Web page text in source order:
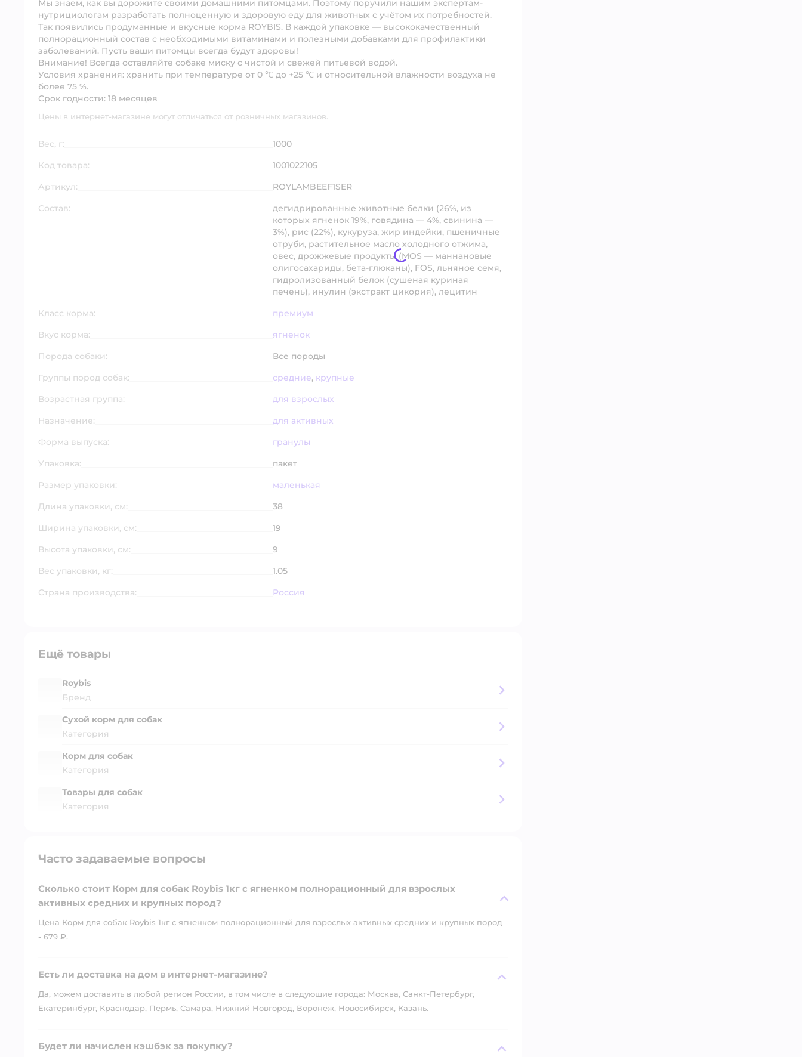
Мы знаем, как вы дорожите своими домашними питомцами. Поэтому поручили нашим экспертам-
нутрициологам разработать полноценную и здоровую еду для животных с учётом их потребностей.
Так появились продуманные и вкусные корма ROYBIS. В каждой упаковке — высококачественный
полнорационный состав с необходимыми витаминами и полезными добавками для профилактики
заболеваний. Пусть ваши питомцы всегда будут здоровы!
Внимание! Всегда оставляйте собаке миску с чистой и свежей питьевой водой.
Условия хранения: хранить при температуре от 0 ℃ до +25 ℃ и относительной влажности воздуха не
более 75 %.
Срок годности: 18 месяцев
Цены в интернет-магазине могут отличаться от розничных магазинов.
Вес, г:
1000
Код товара:
1001022105
Артикул:
ROYLAMBEEF1SER
Состав:
дегидрированные животные белки (26%, из
которых ягненок 19%, говядина — 4%, свинина —
3%), рис (22%), кукуруза, жир индейки, пшеничные
отруби, растительное масло холодного отжима,
овес, дрожжевые продукты (MOS — маннановые
олигосахариды, бета-глюканы), FOS, льняное семя,
гидролизованный белок (сушеная куриная
печень), инулин (экстракт цикория), лецитин
Класс корма:
премиум
Вкус корма:
ягненок
Порода собаки:
Все породы
Группы пород собак:
средние, крупные
Возрастная группа:
для взрослых
Назначение:
для активных
Форма выпуска:
гранулы
Упаковка:
пакет
Размер упаковки:
маленькая
Длина упаковки, см:
38
Ширина упаковки, см:
19
Высота упаковки, см:
9
Вес упаковки, кг:
1.05
Страна производства:
Россия
Ещё товары
Roybis
Бренд
Сухой корм для собак
Категория
Корм для собак
Категория
Товары для собак
Категория
Часто задаваемые вопросы
Сколько стоит Корм для собак Roybis 1кг с ягненком полнорационный для взрослых
активных средних и крупных пород?
Цена Корм для собак Roybis 1кг с ягненком полнорационный для взрослых активных средних и крупных пород
- 679 ₽.
Есть ли доставка на дом в интернет-магазине?
Да, можем доставить в любой регион России, в том числе в следующие города: Москва, Санкт-Петербург,
Екатеринбург, Краснодар, Пермь, Самара, Нижний Новгород, Воронеж, Новосибирск, Казань.
Будет ли начислен кэшбэк за покупку?